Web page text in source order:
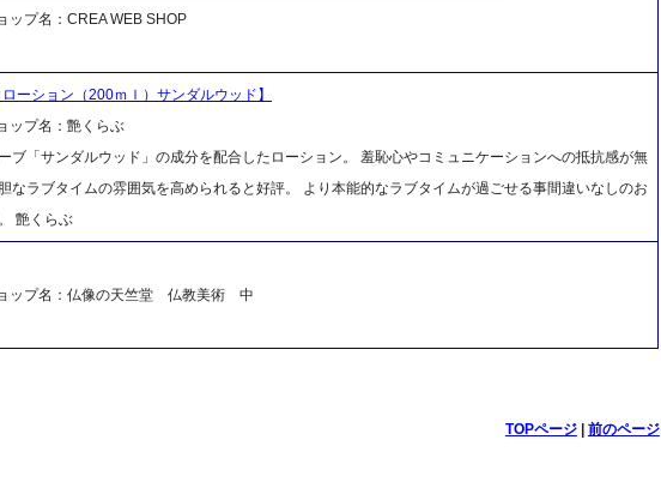
ップ名：CREA WEB SHOP
ローション（200ｍｌ）サンダルウッド】
ップ名：艶くらぶ
ブ「サンダルウッド」の成分を配合したローション。 羞恥心やコミュニケーションへの抵抗感が無
なラブタイムの雰囲気を高められると好評。 より本能的なラブタイムが過ごせる事間違いなしのお
艶くらぶ
ップ名：仏像の天竺堂 仏教美術 中
TOPページ| 前のページ